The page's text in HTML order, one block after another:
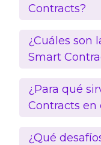
Contracts?
¿Cuáles son
Smart
¿Para qué
Contracts en
¿Qué